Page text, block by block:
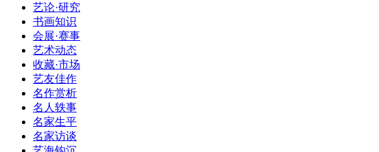
艺论·研究
书画知识
会展·赛事
艺术动态
收藏·市场
艺友佳作
名作赏析
名人轶事
名家生平
名家访谈